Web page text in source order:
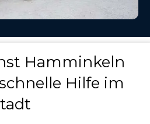
Hamminkeln
Hilfe im